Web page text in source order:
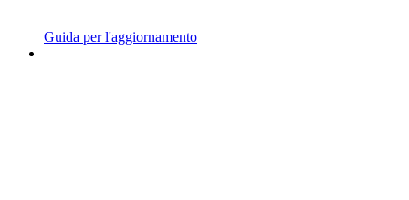
Guida per l'aggiornamento